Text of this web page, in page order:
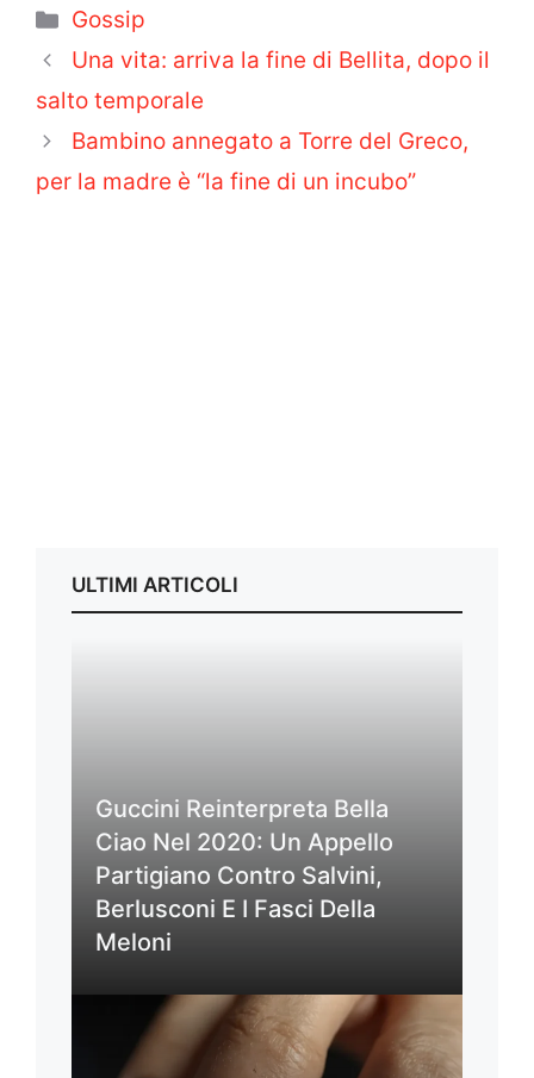
Categorie
Gossip
Una vita: arriva la fine di Bellita, dopo il
salto temporale
Bambino annegato a Torre del Greco,
per la madre è “la fine di un incubo”
ULTIMI ARTICOLI
Guccini Reinterpreta Bella
Ciao Nel 2020: Un Appello
Partigiano Contro Salvini,
Berlusconi E I Fasci Della
Meloni